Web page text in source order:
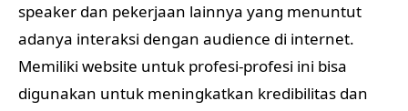
speaker dan pekerjaan lainnya yang menuntut
adanya interaksi dengan audience di internet.
Memiliki website untuk profesi-profesi ini bisa
digunakan untuk meningkatkan kredibilitas dan